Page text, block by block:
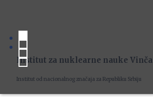
Institut za nuklearne nauke Vinča
Institut od nacionalnog značaja za Republiku Srbiju